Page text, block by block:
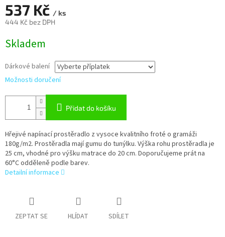
537 Kč / ks
444 Kč bez DPH
cena:
Skladem
Dárkové balení
Možnosti doručení
Přidat do košíku
Hřejivé napínací prostěradlo z vysoce kvalitního froté o gramáži
180g/m2. Prostěradla mají gumu do tunýlku. Výška rohu prostěradla je
25 cm, vhodné pro výšku matrace do 20 cm. Doporučujeme prát na
60°C odděleně podle barev.
Detailní informace
ZEPTAT SE HLÍDAT SDÍLET